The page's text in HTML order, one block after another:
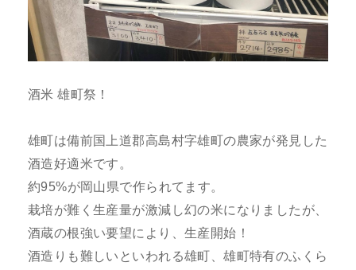
酒米 雄町祭！
雄町は備前国上道郡高島村字雄町の農家が発見した
酒造好適米です。
約95%が岡山県で作られてます。
栽培が難く生産量が激減し幻の米になりましたが、
酒蔵の根強い要望により、生産開始！
酒造りも難しいといわれる雄町、雄町特有のふくら